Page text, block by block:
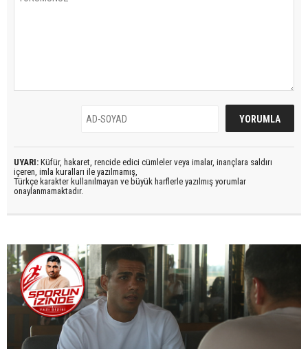
UYARI: Küfür, hakaret, rencide edici cümleler veya imalar, inançlara saldırı
içeren, imla kuralları ile yazılmamış,
Türkçe karakter kullanılmayan ve büyük harflerle yazılmış yorumlar
onaylanmamaktadır.